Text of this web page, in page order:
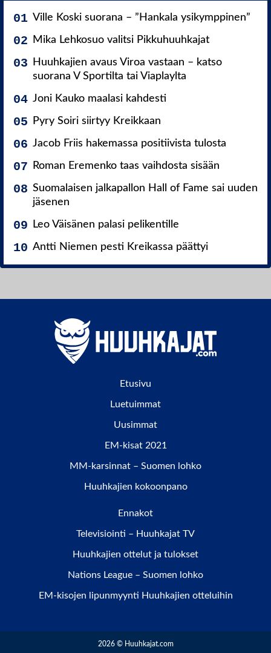
Ville Koski suorana – ”Hankala ysikymppinen”
Mika Lehkosuo valitsi Pikkuhuuhkajat
Huuhkajien avaus Viroa vastaan – katso
suorana V Sportilta tai Viaplaylta
Joni Kauko maalasi kahdesti
Pyry Soiri siirtyy Kreikkaan
Jacob Friis hakemassa positiivista tulosta
Roman Eremenko taas vaihdosta sisään
Suomalaisen jalkapallon Hall of Fame sai uuden
jäsenen
Leo Väisänen palasi pelikentille
Antti Niemen pesti Kreikassa päättyi
Etusivu
Luetuimmat
Uusimmat
EM-kisat 2021
MM-karsinnat – Suomen lohko
Huuhkajien kokoonpano
Ennakot
Televisiointi – Huuhkajat TV
Huuhkajien ottelut ja tulokset
Nations League – Suomen lohko
EM-kisojen lipunmyynti Huuhkajien otteluihin
2026 © Huuhkajat.com